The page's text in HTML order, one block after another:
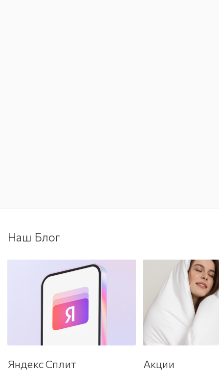
Наш Блог
Яндекс Сплит Акции